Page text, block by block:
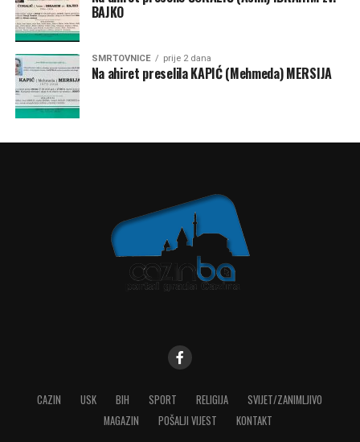
BAJKO
SMRTOVNICE prije 2 dana
Na ahiret preselila KAPIĆ (Mehmeda) MERSIJA
CAZIN USK BIH SPORT RELIGIJA
SVIJET/ZANIMLJIVO
MAGAZIN
POŠALJI VIJEST KONTAKT